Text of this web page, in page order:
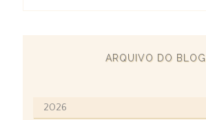
ARQUIVO DO BLOG
2026